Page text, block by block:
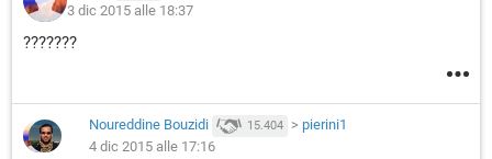
3 dic 2015 alle 18:37
???????
Noureddine Bouzidi 15.404 > pierini1
4 dic 2015 alle 17:16